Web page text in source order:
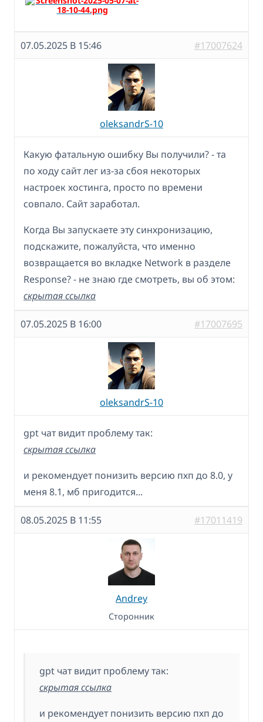
07.05.2025 В 15:46 #17007624
oleksandrS-10
Какую фатальную ошибку Вы получили? - та
по ходу сайт лег из-за сбоя некоторых
настроек хостинга, просто по времени
совпало. Сайт заработал.
Когда Вы запускаете эту синхронизацию,
подскажите, пожалуйста, что именно
возвращается во вкладке Network в разделе
Response? - не знаю где смотреть, вы об этом:
скрытая ссылка
07.05.2025 В 16:00 #17007695
oleksandrS-10
gpt чат видит проблему так:
скрытая ссылка
и рекомендует понизить версию пхп до 8.0, у
меня 8.1, мб пригодится...
08.05.2025 В 11:55 #17011419
Andrey
Сторонник
gpt чат видит проблему так:
скрытая ссылка
и рекомендует понизить версию пхп до